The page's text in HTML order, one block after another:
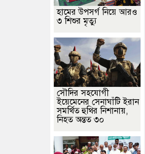
হামের উপসর্গ নিয়ে আরও
৩ শিশুর মৃত্যু
সৌদির সহযোগী
ইয়েমেনের সেনাঘাঁটি ইরান
সমর্থিত হুথির নিশানায়,
নিহত অন্তত ৩০